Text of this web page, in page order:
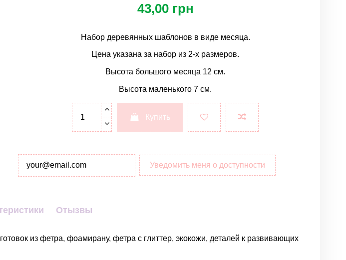
43,00 грн
Набор деревянных шаблонов в виде месяца.
Цена указана за набор из 2-х размеров.
Высота большого месяца 12 см.
Высота маленького 7 см.
Купить
Уведомить меня о доступности
Отызвы
из фетра, фоамирану, фетра с глиттер, экокожи, деталей к развивающих